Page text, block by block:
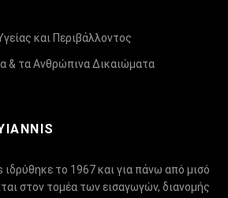
και Περιβάλλοντος
& τα Ανθρώπινα Δικαιώματα
ιδρύθηκε το 1967 και για πάνω από μισό
στον τομέα των εισαγωγών, διανομής